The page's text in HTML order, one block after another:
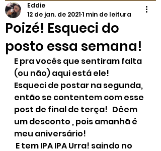
Poizé! Esqueci do
posto essa semana!
Eddie
12 de jan. de 20211 min de leitura
E pra vocês que sentiram falta
(ou não) aqui está ele!
Esqueci de postar na segunda,
então se contentem com esse
post de final de terça!   Dêem
um desconto , pois amanhã é
meu aniversário!